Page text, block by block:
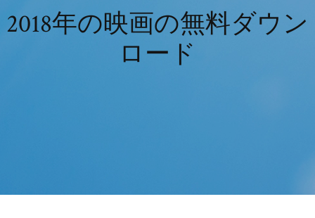
2018年の映画の無料ダウン
ロード